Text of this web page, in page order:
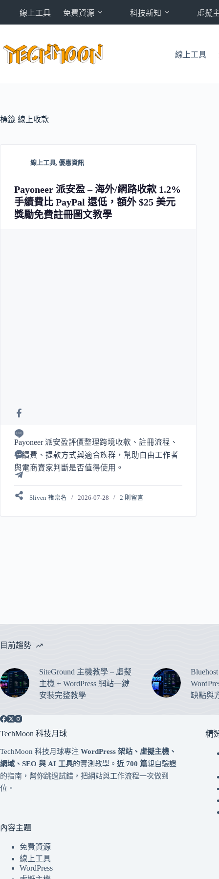
內
線上工具 免費資源 科技新知 虛擬
線上工具
標籤 線上收款
線上工具, 優惠資訊
Payoneer 派安盈 – 海外/網路收款 1.2%
手續費比 PayPal 還低，額外 $25 美元
獎勵免費註冊圖文教學
Payoneer 派安盈評價整理跨境收款、註冊流程、
手續費、提款方式與適合族群，幫助自由工作者
與電商賣家判斷是否值得使用。
Sliven 褚崇名 2026-07-28 2 則留言
目前趨勢
SiteGround 主機教學 – 虛擬
主機 + WordPress 網站一鍵
安裝完整教學
缺點與
TechMoon 科技月球
TechMoon 科技月球專注 WordPress 架站、虛擬主機、
網域、SEO 與 AI 工具的實測教學。 近 700 篇親自驗證
的指南，幫你跳過試錯，把網站與工作流程一次做到
位。
內容主題
免費資源
線上工具
WordPress
精